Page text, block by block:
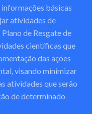
básicas
atividades de
de Resgate de
científicas que
das ações
visando minimizar
atividades que serão
de determinado